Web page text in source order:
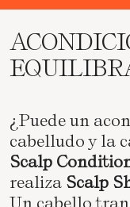
¿Puede un
cabelludo y la
Scalp
realiza Scalp
Un cabello